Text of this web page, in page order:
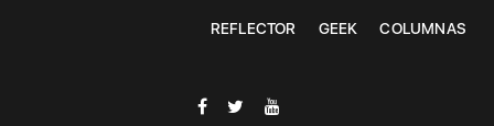
REFLECTOR GEEK COLUMNAS